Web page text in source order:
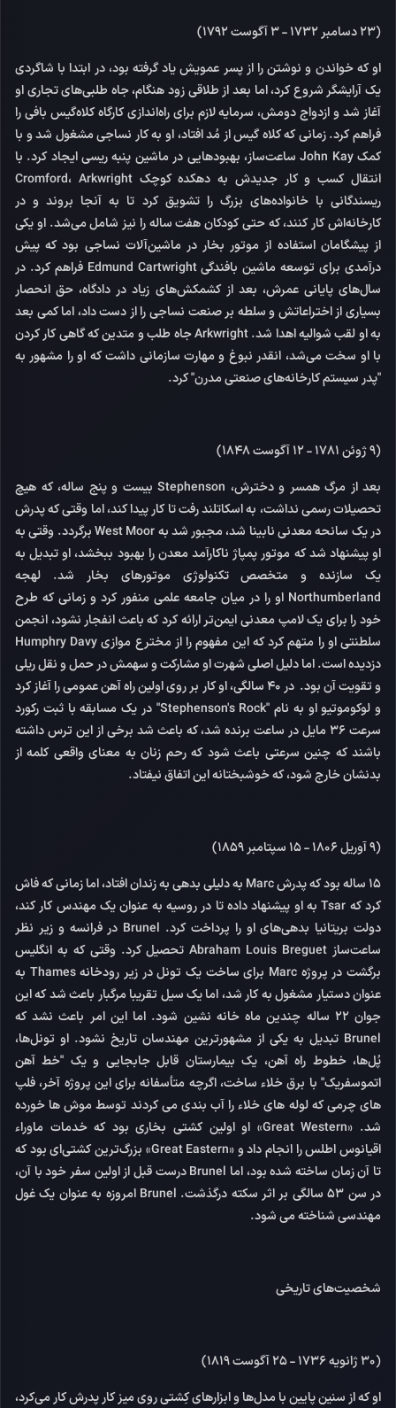
(23 دسامبر 1732 - 3 آگوست 1792)
او که خواندن و نوشتن را از پسر عمویش یاد گرفته بود، در ابتدا با شاگردی
یک آرایشگر شروع کرد، اما بعد از طلاقی زود هنگام، جاه طلبی‌های تجاری او
آغاز شد و ازدواج دومش، سرمایه لازم برای راه‌اندازی کارگاه کلاه‌گیس بافی را
فراهم کرد. زمانی که کلاه گیس از مُد افتاد، او به کار نساجی مشغول شد و با
کمک John Kay ساعت‌ساز، بهبودهایی در ماشین پنبه ریسی ایجاد کرد. با
انتقال کسب و کار جدیدش به دهکده کوچک Cromford، Arkwright
ریسندگانی با خانواده‌های بزرگ را تشویق کرد تا به آنجا بروند و در
کارخانه‌اش کار کنند، که حتی کودکان هفت ساله‌ را نیز شامل می‌شد. او یکی
از پیشگامان استفاده از موتور بخار در ماشین‌آلات نساجی بود که پیش
درآمدی برای توسعه ماشین بافندگی Edmund Cartwright فراهم کرد. در
سال‌های پایانی عمرش، بعد از کشمکش‌های زیاد در دادگاه، حق انحصار
بسیاری از اختراعاتش و سلطه بر صنعت نساجی را از دست داد، اما کمی بعد
به او لقب شوالیه اهدا شد. Arkwright جاه طلب و متدین که گاهی کار کردن
با او سخت می‌شد، انقدر نبوغ و مهارت سازمانی داشت که او را مشهور به
"پدر سیستم کارخانه‌های صنعتی مدرن" کرد.
(9 ژوئن 1781 - 12 آگوست 1848)
بعد از مرگ همسر و دخترش، Stephenson بیست و پنج ساله، که هیچ
تحصیلات رسمی نداشت، به اسکاتلند رفت تا کار پیدا کند، اما وقتی که پدرش
در یک سانحه معدنی نابینا شد، مجبور شد به West Moor برگردد. وقتی به
او پیشنهاد شد که موتور پمپاژ ناکارآمد معدن را بهبود ببخشد، او تبدیل به
یک سازنده و متخصص تکنولوژی موتورهای بخار شد. لهجه
Northumberland او را در میان جامعه علمی منفور کرد و زمانی که طرح
خود را برای یک لامپ معدنی ایمن‌تر ارائه کرد که باعث انفجار نشود، انجمن
سلطنتی او را متهم کرد که این مفهوم را از مخترع موازی Humphry Davy
دزدیده است. اما دلیل اصلی شهرت او مشارکت و سهمش در حمل و نقل ریلی
و تقویت آن بود. در 40 سالگی، او کار بر روی اولین راه آهن عمومی را آغاز کرد
و لوکوموتیو او به نام "Stephenson's Rock" در یک مسابقه با ثبت رکورد
سرعت 36 مایل در ساعت برنده شد، که باعث شد برخی از این ترس داشته
باشند که چنین سرعتی باعث شود که رحم زنان به معنای واقعی کلمه از
بدنشان خارج شود، که خوشبختانه این اتفاق نیفتاد.
(9 آوریل 1806 - 15 سپتامبر 1859)
15 ساله بود که پدرش Marc به دلیلی بدهی به زندان افتاد، اما زمانی که فاش
کرد که Tsar به او پیشنهاد داده تا در روسیه به عنوان یک مهندس کار کند،
دولت بریتانیا بدهی‌های او را پرداخت کرد. Brunel در فرانسه و زیر نظر
ساعت‌ساز Abraham Louis Breguet تحصیل کرد. وقتی که به انگلیس
برگشت در پروژه Marc برای ساخت یک تونل در زیر رودخانه Thames به
عنوان دستیار مشغول به کار شد، اما یک سیل تقریبا مرگبار باعث شد که این
جوان 22 ساله چندین ماه خانه نشین شود. اما این امر باعث نشد که
Brunel تبدیل به یکی از مشهورترین مهندسان تاریخ نشود. او تونل‌ها،
پُل‌ها، خطوط راه آهن، یک بیمارستان قابل جابجایی و یک "خط آهن
اتموسفریک" با برق خلاء ساخت، اگرچه متأسفانه برای این پروژه آخر، فلپ
های چرمی که لوله های خلاء را آب بندی می کردند توسط موش ها خورده
شد. «Great Western» او اولین کشتی بخاری بود که خدمات ماوراء
اقیانوس اطلس را انجام داد و «Great Eastern» بزرگ‌ترین کشتی‌ای بود که
تا آن زمان ساخته شده بود، اما Brunel درست قبل از اولین سفر خود با آن،
در سن 53 سالگی بر اثر سکته درگذشت. Brunel امروزه به عنوان یک غول
مهندسی شناخته می شود.
شخصیت‌های تاریخی
(30 ژانویه 1736 - 25 آگوست 1819)
او که از سنین پایین با مدل‌ها و ابزارهای کِشتی روی میز کار پدرش کار می‌کرد،